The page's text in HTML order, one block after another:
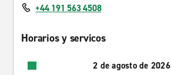
+44 191 563 4508
Horarios y servicos
2 de agosto de 2026